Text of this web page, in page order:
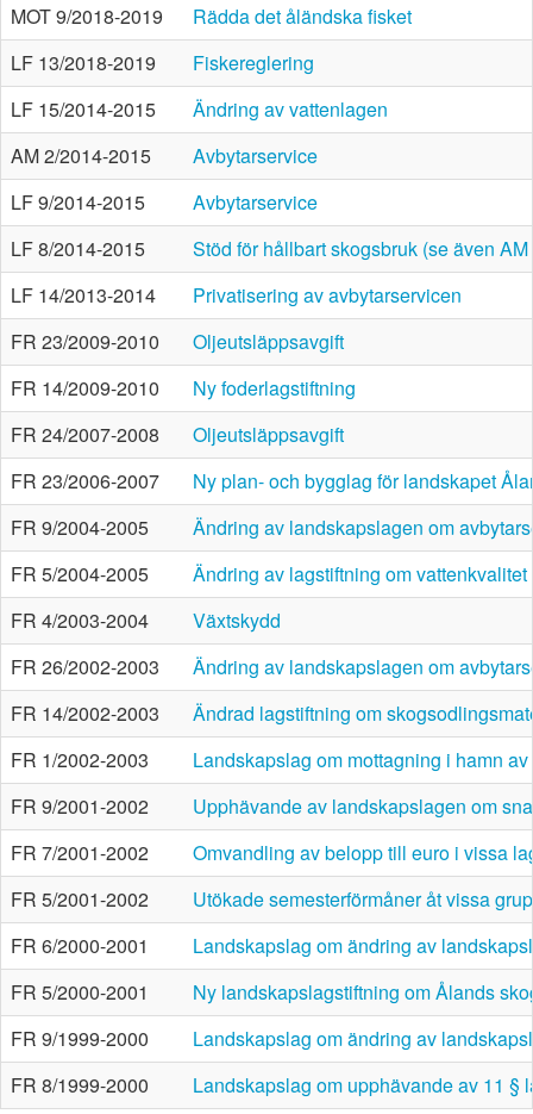
MOT 9/2018-2019
Rädda det åländska fisket
LF 13/2018-2019
Fiskereglering
LF 15/2014-2015
Ändring av vattenlagen
AM 2/2014-2015
Avbytarservice
LF 9/2014-2015
Avbytarservice
LF 8/2014-2015
Stöd för hållbart skogsbruk (se även
LF 14/2013-2014
Privatisering av avbytarservicen
FR 23/2009-2010
Oljeutsläppsavgift
FR 14/2009-2010
Ny foderlagstiftning
FR 24/2007-2008
Oljeutsläppsavgift
FR 23/2006-2007
Ny plan- och bygglag för landskapet
FR 9/2004-2005
Ändring av landskapslagen om
FR 5/2004-2005
Ändring av lagstiftning om vattenkvalitet
FR 4/2003-2004
Växtskydd
FR 26/2002-2003
Ändring av landskapslagen om
FR 14/2002-2003
Ändrad lagstiftning om
FR 1/2002-2003
Landskapslag om mottagning i hamn
FR 9/2001-2002
Upphävande av landskapslagen om
FR 7/2001-2002
Omvandling av belopp till euro i vissa
FR 5/2001-2002
Utökade semesterförmåner åt vissa
FR 6/2000-2001
Landskapslag om ändring av
FR 5/2000-2001
Ny landskapslagstiftning om Ålands
FR 9/1999-2000
Landskapslag om ändring av
FR 8/1999-2000
Landskapslag om upphävande av 11